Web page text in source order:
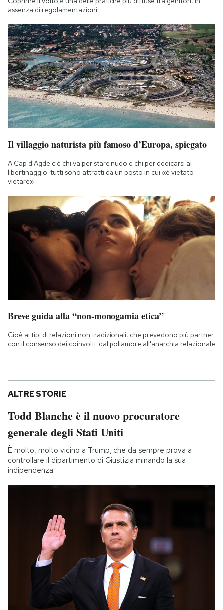
assenza di regolamentazioni
Il villaggio naturista più famoso d’Europa, spiegato
A Cap d'Agde c'è chi va per stare nudo e chi per dedicarsi al
libertinaggio: tutti sono attratti da un posto in cui «è vietato
vietare»
Breve guida alla “non-monogamia etica”
Cioè ai tipi di relazioni non tradizionali, che prevedono più partner
con il consenso dei coinvolti: dal poliamore all'anarchia relazionale
ALTRE STORIE
Todd Blanche è il nuovo procuratore
generale degli Stati Uniti
È molto, molto vicino a Trump, che da sempre prova a
controllare il dipartimento di Giustizia minando la sua
indipendenza